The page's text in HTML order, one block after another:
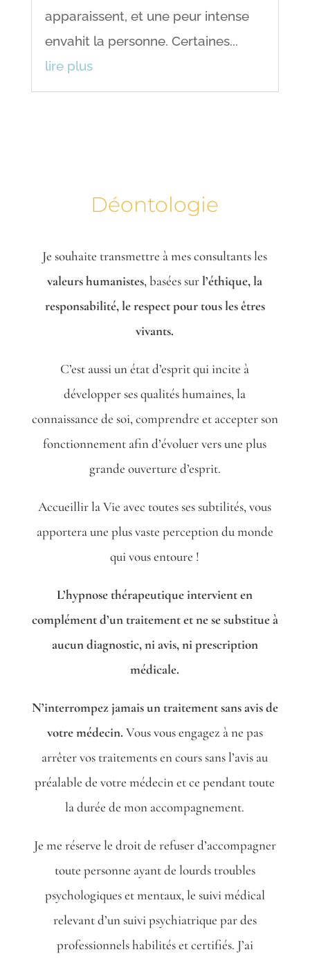
apparaissent, et une peur intense
envahit la personne. Certaines...
lire plus
Déontologie
Je souhaite transmettre à mes consultants les
valeurs humanistes, basées surl’éthique, la
responsabilité, le respect pour tous les êtres
vivants.
C’est aussi un état d’esprit qui incite à
développer ses qualités humaines, la
connaissance de soi, comprendre et accepter son
fonctionnement afin d’évoluer vers une plus
grande ouverture d’esprit.
Accueillir la Vie avec toutes ses subtilités, vous
apportera une plus vaste perception du monde
qui vous entoure !
L’hypnose thérapeutique intervient en
complément d’un traitement et ne se substitue à
aucun diagnostic, ni avis, ni prescription
médicale.
N’interrompez jamais un traitement sans avis de
votre médecin. Vous vous engagez à ne pas
arrêter vos traitements en cours sans l’avis au
préalable de votre médecin et ce pendant toute
la durée de mon accompagnement.
Je me réserve le droit de refuser d’accompagner
toute personne ayant de lourds troubles
psychologiques et mentaux, le suivi médical
relevant d’un suivi psychiatrique par des
professionnels habilités et certifiés. J’ai